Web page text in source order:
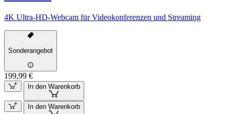
4K Ultra-HD-Webcam für Videokonferenzen und Streaming
Sonderangebot
199,99 €
In den Warenkorb
In den Warenkorb